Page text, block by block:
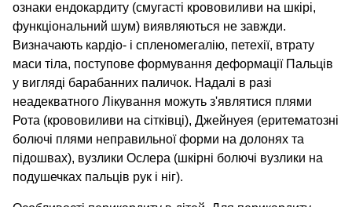
ознаки ендокардиту (смугасті крововиливи на шкірі,
функціональний шум) виявляються не завжди.
Визначають кардіо- і спленомегалію, петехії, втрату
маси тіла, поступове формування деформації Пальців
у вигляді барабанних паличок. Надалі в разі
неадекватного Лікування можуть з'являтися плями
Рота (крововиливи на сітківці), Джейнуея (еритематозні
болючі плями неправильної форми на долонях та
підошвах), вузлики Ослера (шкірні болючі вузлики на
подушечках пальців рук і ніг).